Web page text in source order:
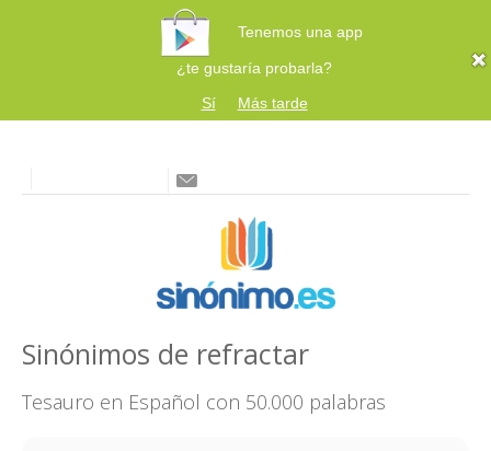
Tenemos una app
¿te gustaría probarla?
Sí
Más tarde
Sinónimos de refractar
Tesauro en Español con 50.000 palabras